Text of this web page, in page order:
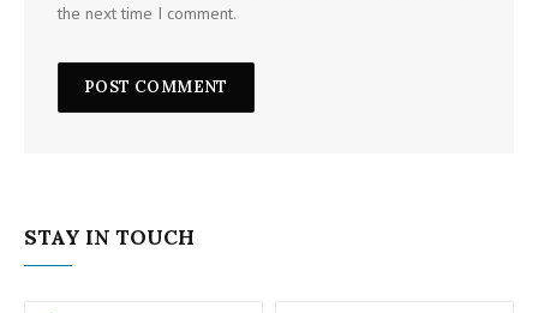
the next time I comment.
STAY IN TOUCH